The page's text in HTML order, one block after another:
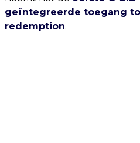
geïntegreerde toegang
redemption.